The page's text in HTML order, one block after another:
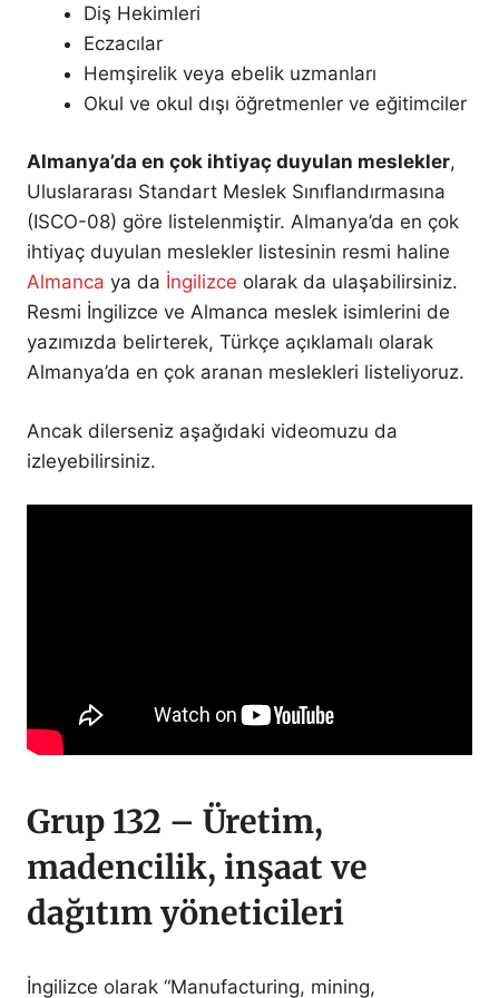
Diş Hekimleri
Eczacılar
Hemşirelik veya ebelik uzmanları
Okul ve okul dışı öğretmenler ve eğitimciler
Almanya’da en çok ihtiyaç duyulan meslekler,
Uluslararası Standart Meslek Sınıflandırmasına
(ISCO-08) göre listelenmiştir. Almanya’da en çok
ihtiyaç duyulan meslekler listesinin resmi haline
Almanca ya da İngilizce olarak da ulaşabilirsiniz.
Resmi İngilizce ve Almanca meslek isimlerini de
yazımızda belirterek, Türkçe açıklamalı olarak
Almanya’da en çok aranan meslekleri listeliyoruz.
Ancak dilerseniz aşağıdaki videomuzu da
izleyebilirsiniz.
Grup 132 – Üretim,
madencilik, inşaat ve
dağıtım yöneticileri
İngilizce olarak “Manufacturing, mining,